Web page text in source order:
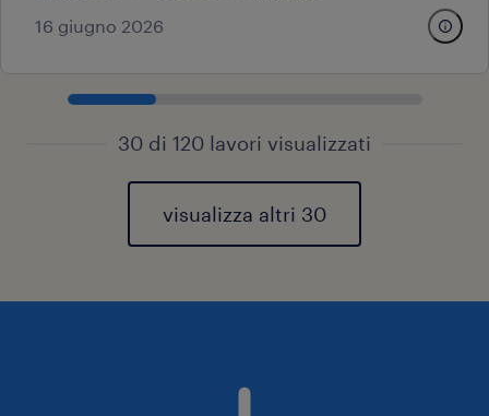
16 giugno 2026
30 di 120 lavori visualizzati
visualizza altri 30